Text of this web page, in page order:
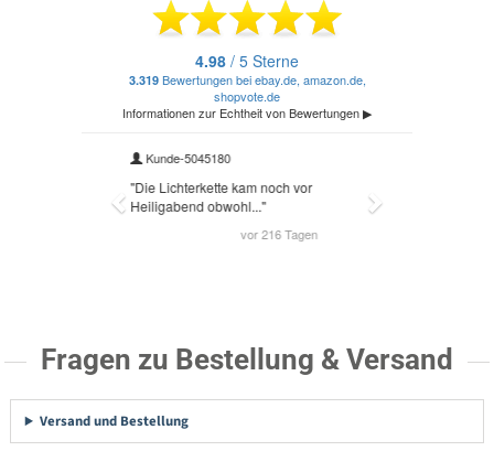
Fragen zu Bestellung & Versand
Versand und Bestellung